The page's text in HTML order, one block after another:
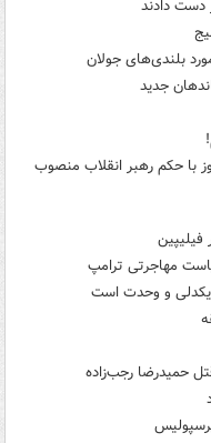
بلندی‌های جولان
جدید
با حکم رهبر انقلاب منصوب
مهاجرتی ترامپ
یکدلی و وحدت است
حمیدرضا رجب‌زاده